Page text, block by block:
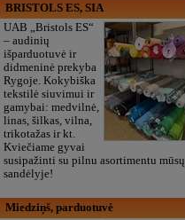
BRISTOLS ES, SIA
UAB „Bristols ES“
– audinių
išparduotuvė ir
didmeninė prekyba
Rygoje. Kokybiška
tekstilė siuvimui ir
gamybai: medvilnė,
linas, šilkas, vilna,
trikotažas ir kt.
Kviečiame gyvai
susipažinti su pilnu asortimentu mūsų
sandėlyje!
Miedziņš, parduotuvė